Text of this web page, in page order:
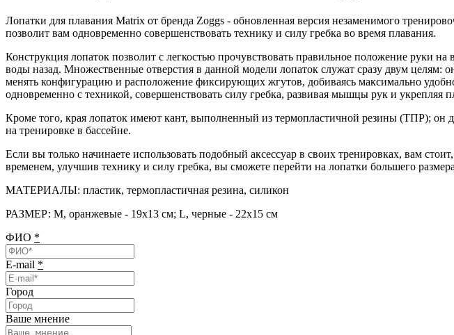
Лопатки для плавания Matrix от бренда Zoggs - обновленная версия незаменимого
позволит вам одновременно совершенствовать технику и силу гребка во время плавания.
Конструкция лопаток позволит с легкостью прочувствовать правильное положение руки
воды назад. Множественные отверстия в данной модели лопаток служат сразу двум целям:
менять конфигурацию и расположение фиксирующих жгутов, добиваясь максимально
одновременно с техникой, совершенствовать силу гребка, развивая мышцы рук и укрепляя
Кроме того, края лопаток имеют кант, выполненный из термопластичной резины (ТПР); он
на тренировке в бассейне.
Если вы только начинаете использовать подобный аксессуар в своих тренировках, вам
временем, улучшив технику и силу гребка, вы сможете перейти на лопатки большего
МАТЕРИАЛЫ: пластик, термопластичная резина, силикон
РАЗМЕР: М, оранжевые - 19х13 см; L, черные - 22х15 см
ФИО *
E-mail *
Город
Ваше мнение